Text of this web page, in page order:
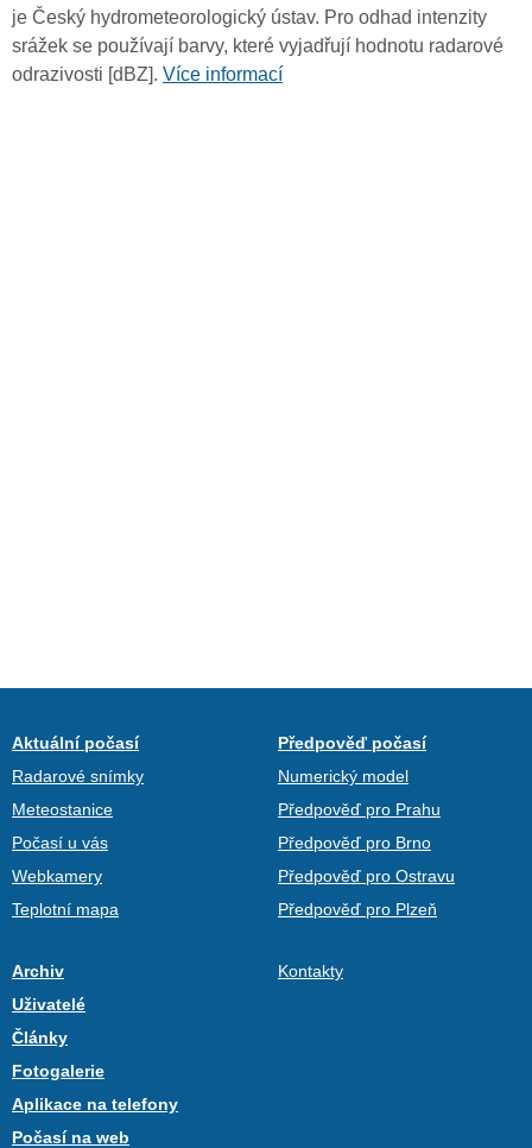
je Český hydrometeorologický ústav. Pro odhad intenzity
srážek se používají barvy, které vyjadřují hodnotu radarové
odrazivosti [dBZ]. Více informací
Aktuální počasí
Radarové snímky
Meteostanice
Počasí u vás
Webkamery
Teplotní mapa
Předpověď počasí
Numerický model
Předpověď pro Prahu
Předpověď pro Brno
Předpověď pro Ostravu
Předpověď pro Plzeň
Archiv
Uživatelé
Články
Fotogalerie
Aplikace na telefony
Počasí na web
Kontakty